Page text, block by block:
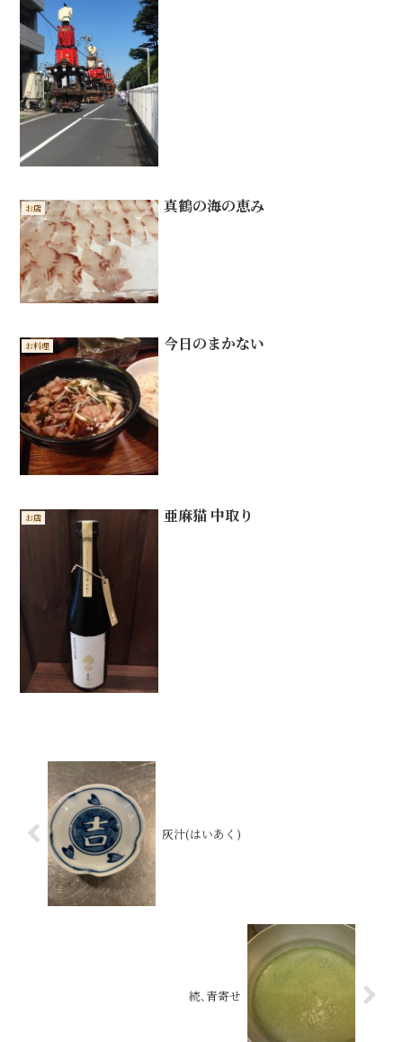
お店 真鶴の海の恵み
お料理 今日のまかない
お店 亜麻猫 中取り
灰汁(はいあく)
続､青寄せ